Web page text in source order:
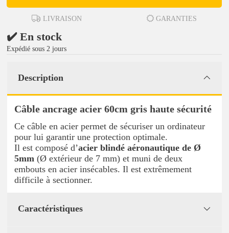
LIVRAISON GARANTIES
✔️ En stock
Expédié sous 2 jours
Description
Câble ancrage acier 60cm gris haute sécurité
Ce câble en acier permet de sécuriser un ordinateur
pour lui garantir une protection optimale.
Il est composé d’acier blindé aéronautique de Ø
5mm (Ø extérieur de 7 mm) et muni de deux
embouts en acier insécables. Il est extrêmement
difficile à sectionner.
Caractéristiques